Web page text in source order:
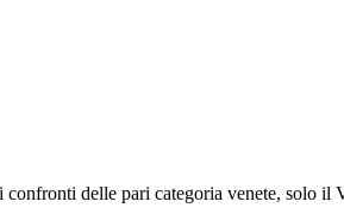
delle pari categoria venete, solo il